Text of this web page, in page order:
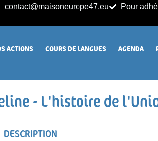
contact@maisoneurope47.eu Pour
ACTIONS COURS DE LANGUES AGENDA
- L'histoire de
DESCRIPTION